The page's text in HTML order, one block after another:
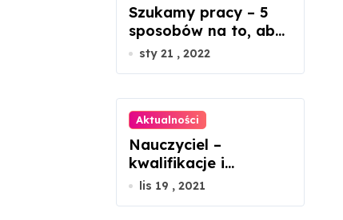
Szukamy pracy – 5
sposobów na to, aby
ją znaleźć
sty 21 , 2022
Aktualności
Nauczyciel –
kwalifikacje i
kompetencje
lis 19 , 2021